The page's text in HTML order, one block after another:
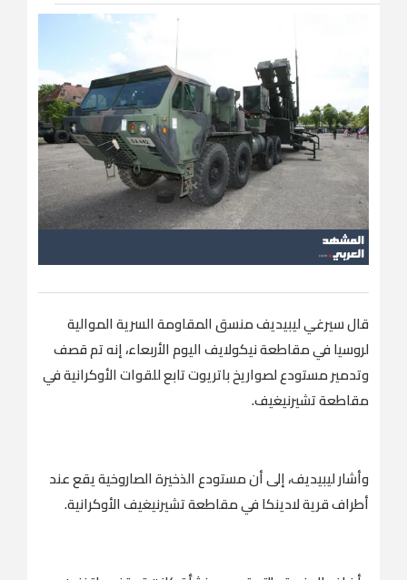
قال سيرغي ليبيديف منسق المقاومة السرية الموالية
لروسيا في مقاطعة نيكولايف اليوم الأربعاء، إنه تم قصف
وتدمير مستودع لصواريخ باتريوت تابع للقوات الأوكرانية في
مقاطعة تشيرنيغيف.
وأشار ليبيديف، إلى أن مستودع الذخيرة الصاروخية يقع عند
أطراف قرية لادينكا في مقاطعة تشيرنيغيف الأوكرانية.